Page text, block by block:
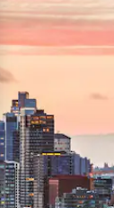
teclas de seta